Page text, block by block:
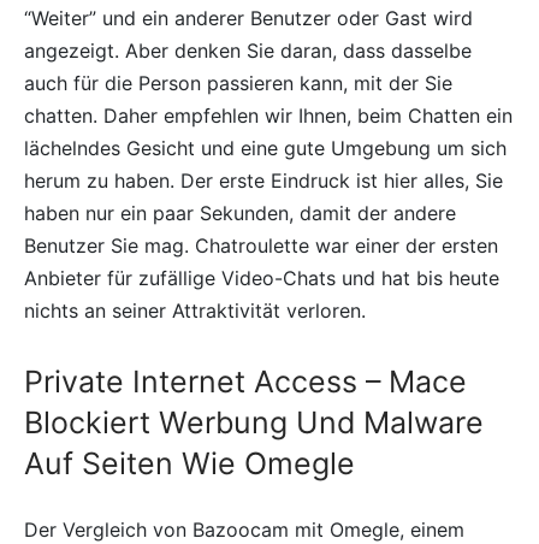
“Weiter” und ein anderer Benutzer oder Gast wird
angezeigt. Aber denken Sie daran, dass dasselbe
auch für die Person passieren kann, mit der Sie
chatten. Daher empfehlen wir Ihnen, beim Chatten ein
lächelndes Gesicht und eine gute Umgebung um sich
herum zu haben. Der erste Eindruck ist hier alles, Sie
haben nur ein paar Sekunden, damit der andere
Benutzer Sie mag. Chatroulette war einer der ersten
Anbieter für zufällige Video-Chats und hat bis heute
nichts an seiner Attraktivität verloren.
Private Internet Access – Mace
Blockiert Werbung Und Malware
Auf Seiten Wie Omegle
Der Vergleich von Bazoocam mit Omegle, einem